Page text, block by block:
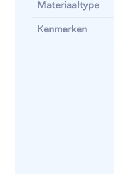
Materiaaltype
Kenmerken